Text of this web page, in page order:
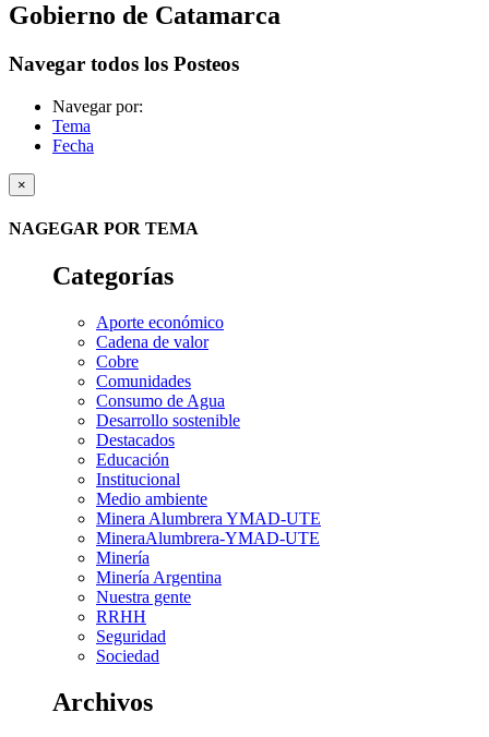
Gobierno de Catamarca
Navegar todos los Posteos
Navegar por:
Tema
Fecha
×
NAGEGAR POR TEMA
Categorías
Aporte económico
Cadena de valor
Cobre
Comunidades
Consumo de Agua
Desarrollo sostenible
Destacados
Educación
Institucional
Medio ambiente
Minera Alumbrera YMAD-UTE
MineraAlumbrera-YMAD-UTE
Minería
Minería Argentina
Nuestra gente
RRHH
Seguridad
Sociedad
Archivos